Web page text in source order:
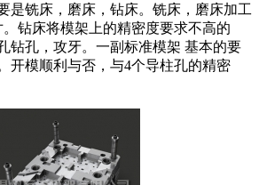
是铣床，磨床，钻床。铣床，磨床加工
钻床将模架上的精密度要求不高的
钻孔，攻牙。一副标准模架 基本的要
开模顺利与否，与4个导柱孔的精密